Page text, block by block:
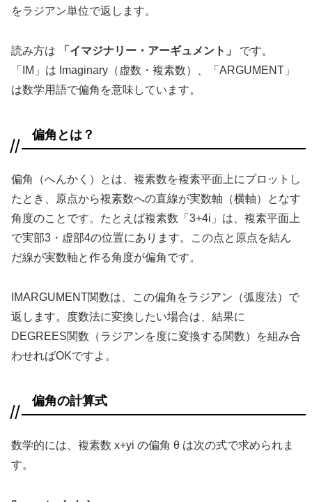
をラジアン単位で返します。
読み方は 「イマジナリー・アーギュメント」
です。
「IM」は Imaginary（虚数・複素数）、「ARGUMENT」
は数学用語で偏角を意味しています。
偏角とは？
偏角（へんかく）とは、複素数を複素平面上にプロットし
たとき、原点から複素数への直線が実数軸（横軸）となす
角度のことです。たとえば複素数「3+4i」は、複素平面上
で実部3・虚部4の位置にあります。この点と原点を結ん
だ線が実数軸と作る角度が偏角です。
IMARGUMENT関数は、この偏角をラジアン（弧度法）で
返します。度数法に変換したい場合は、結果に
DEGREES関数（ラジアンを度に変換する関数）を組み合
わせればOKですよ。
偏角の計算式
数学的には、複素数 x+yi の偏角 θ は次の式で求められま
す。